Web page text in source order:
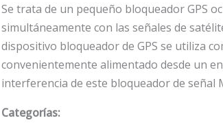
Se trata de un pequeño bloqueador GPS
simultáneamente con las señales de
dispositivo bloqueador de GPS se utiliza
convenientemente alimentado desde un
interferencia de este bloqueador de señal
Categorías:
Car
GPS
L1
L2
Blocker